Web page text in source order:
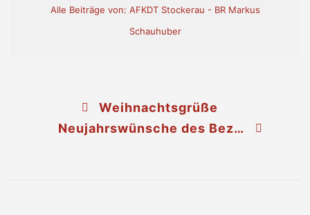
Alle Beiträge von: AFKDT Stockerau - BR Markus
Schauhuber
Weihnachtsgrüße
Neujahrswünsche des Bezirksfeuerwehrkommandos